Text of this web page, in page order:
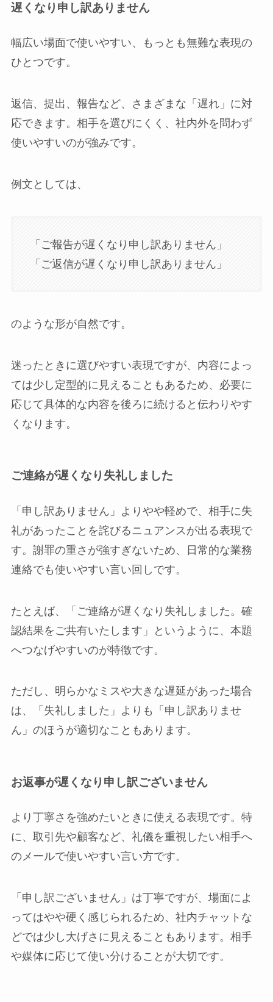
遅くなり申し訳ありません
幅広い場面で使いやすい、もっとも無難な表現の
ひとつです。
返信、提出、報告など、さまざまな「遅れ」に対
応できます。相手を選びにくく、社内外を問わず
使いやすいのが強みです。
例文としては、
「ご報告が遅くなり申し訳ありません」
「ご返信が遅くなり申し訳ありません」
のような形が自然です。
迷ったときに選びやすい表現ですが、内容によっ
ては少し定型的に見えることもあるため、必要に
応じて具体的な内容を後ろに続けると伝わりやす
くなります。
ご連絡が遅くなり失礼しました
「申し訳ありません」よりやや軽めで、相手に失
礼があったことを詫びるニュアンスが出る表現で
す。謝罪の重さが強すぎないため、日常的な業務
連絡でも使いやすい言い回しです。
たとえば、「ご連絡が遅くなり失礼しました。確
認結果をご共有いたします」というように、本題
へつなげやすいのが特徴です。
ただし、明らかなミスや大きな遅延があった場合
は、「失礼しました」よりも「申し訳ありませ
ん」のほうが適切なこともあります。
お返事が遅くなり申し訳ございません
より丁寧さを強めたいときに使える表現です。特
に、取引先や顧客など、礼儀を重視したい相手へ
のメールで使いやすい言い方です。
「申し訳ございません」は丁寧ですが、場面によ
ってはやや硬く感じられるため、社内チャットな
どでは少し大げさに見えることもあります。相手
や媒体に応じて使い分けることが大切です。